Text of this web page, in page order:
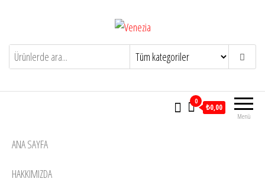
Venezia Yaşam için tasarlandı
Menü
0
₺0,00
ANA SAYFA
HAKKIMIZDA